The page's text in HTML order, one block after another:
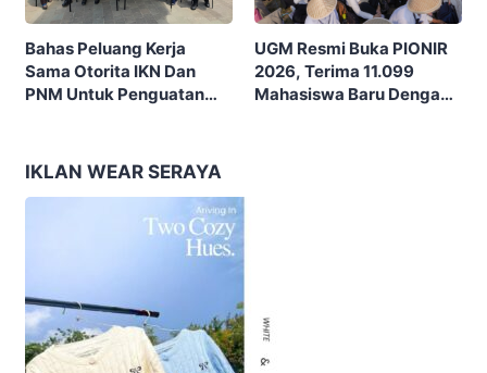
Bahas Peluang Kerja
Sama Otorita IKN Dan
PNM Untuk Penguatan
UGM Resmi Buka PIONIR
2026, Terima 11.099
Mahasiswa Baru Dengan
IKLAN WEAR SERAYA